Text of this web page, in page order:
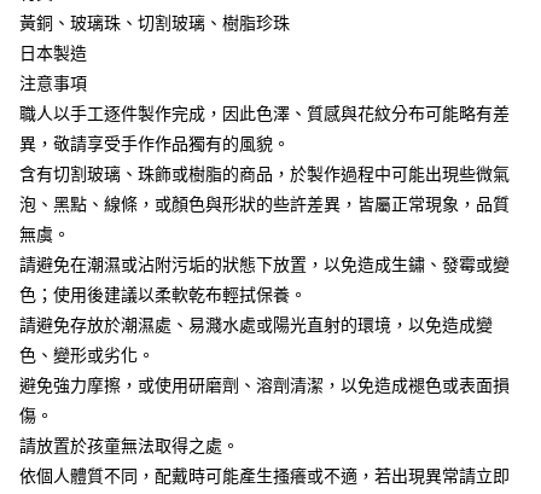
黃銅、玻璃珠、切割玻璃、樹脂珍珠
日本製造
注意事項
職人以手工逐件製作完成，因此色澤、質感與花紋分布可能略有差
異，敬請享受手作作品獨有的風貌。
含有切割玻璃、珠飾或樹脂的商品，於製作過程中可能出現些微氣
泡、黑點、線條，或顏色與形狀的些許差異，皆屬正常現象，品質
無虞。
請避免在潮濕或沾附污垢的狀態下放置，以免造成生鏽、發霉或變
色；使用後建議以柔軟乾布輕拭保養。
請避免存放於潮濕處、易濺水處或陽光直射的環境，以免造成變
色、變形或劣化。
避免強力摩擦，或使用研磨劑、溶劑清潔，以免造成褪色或表面損
傷。
請放置於孩童無法取得之處。
依個人體質不同，配戴時可能產生搔癢或不適，若出現異常請立即